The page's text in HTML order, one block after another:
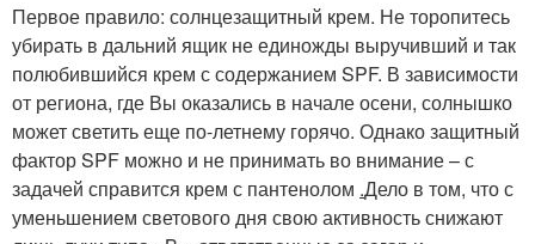
Первое правило: солнцезащитный крем. Не торопитесь
убирать в дальний ящик не единожды выручивший и так
полюбившийся крем с содержанием SPF. В зависимости
от региона, где Вы оказались в начале осени, солнышко
может светить еще по-летнему горячо. Однако защитный
фактор SPF можно и не принимать во внимание – с
задачей справится крем с пантенолом .Дело в том, что с
уменьшением светового дня свою активность снижают